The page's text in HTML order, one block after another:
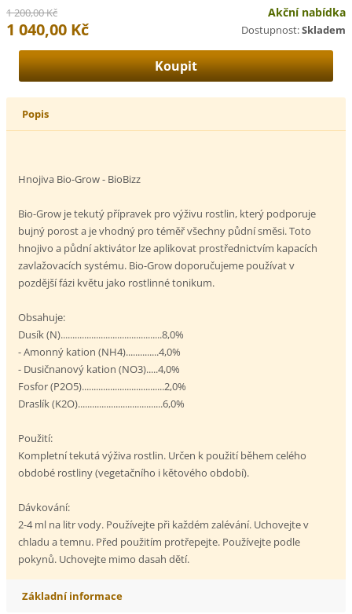
Akční nabídka
Dostupnost:Skladem
1 200,00 Kč
1 040,00 Kč
Popis
Hnojiva Bio-Grow - BioBizz
Bio-Grow je tekutý přípravek pro výživu rostlin, který podporuje
bujný porost a je vhodný pro téměř všechny půdní směsi. Toto
hnojivo a půdní aktivátor lze aplikovat prostřednictvím kapacích
zavlažovacích systému. Bio-Grow doporučujeme používat v
pozdější fázi květu jako rostlinné tonikum.
Obsahuje:
Dusík (N)...........................................8,0%
- Amonný kation (NH4)..............4,0%
- Dusičnanový kation (NO3).....4,0%
Fosfor (P2O5)...................................2,0%
Draslík (K2O)....................................6,0%
Použití:
Kompletní tekutá výživa rostlin. Určen k použití během celého
obdobé rostliny (vegetačního i kětového období).
Dávkování:
2-4 ml na litr vody. Používejte při každém zalévání. Uchovejte v
chladu a temnu. Před použitím protřepejte. Používejte podle
pokynů. Uchovejte mimo dasah dětí.
Základní informace